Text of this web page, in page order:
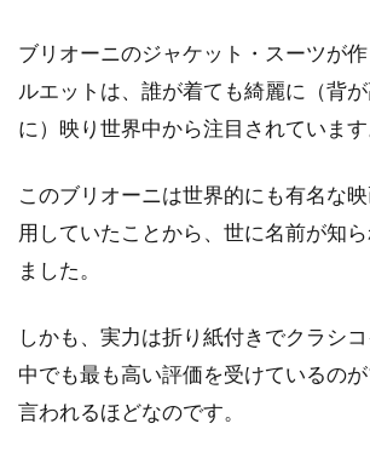
ブリオーニのジャケット・スーツが
ルエットは、誰が着ても綺麗に（背
に）映り世界中から注目されています
このブリオーニは世界的にも有名な
用していたことから、世に名前が知
ました。
しかも、実力は折り紙付きでクラシ
中でも最も高い評価を受けているの
言われるほどなのです。